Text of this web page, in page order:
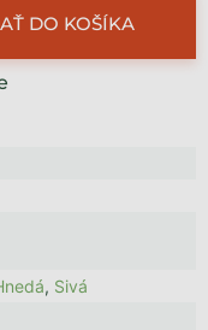
DO KOŠÍKA
, Sivá